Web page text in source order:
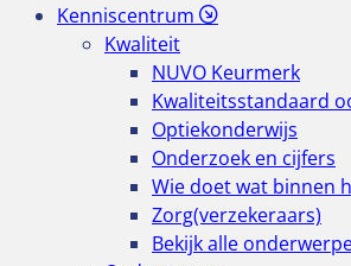
Kenniscentrum
Kwaliteit
NUVO Keurmerk
Kwaliteitsstandaard
Optiekonderwijs
Onderzoek en cijfers
Wie doet wat binnen
Zorg(verzekeraars)
Bekijk alle